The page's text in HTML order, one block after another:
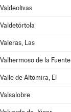
Valdeolivas
Valdetórtola
Valeras, Las
Valhermoso de la Fuente
Valle de Altomira, El
Valsalobre